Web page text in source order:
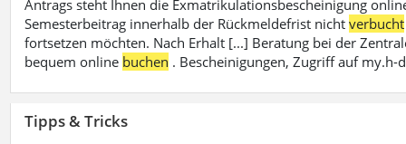
Antrags steht Ihnen die Exmatrikulationsbescheinigung
Semesterbeitrag innerhalb der Rückmeldefrist nichtverbucht
fortsetzen möchten. Nach Erhalt [...] Beratung bei der
bequem online buchen . Bescheinigungen, Zugriff auf
Tipps & Tricks